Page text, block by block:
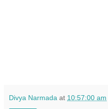
Divya Narmada at 10:57:00 am